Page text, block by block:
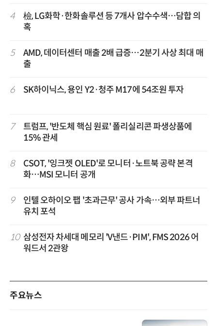
4
檢, LG화학·한화솔루션 등 7개사 압수수색…담합 의
혹
5
AMD, 데이터센터 매출 2배 급증…2분기 사상 최대 매
출
6 SK하이닉스, 용인 Y2·청주 M17에 54조원 투자
7
트럼프, '반도체 핵심 원료' 폴리실리콘 파생상품에
15% 관세
8
CSOT, '잉크젯 OLED'로 모니터·노트북 공략 본격
화…MSI 모니터 공개
9
인텔 오하이오 팹 '초과근무' 공사 가속…외부 파트너
유치 포석
10 삼성전자 차세대 메모리 'V낸드·PIM', FMS 2026 어
워드서 2관왕
주요뉴스